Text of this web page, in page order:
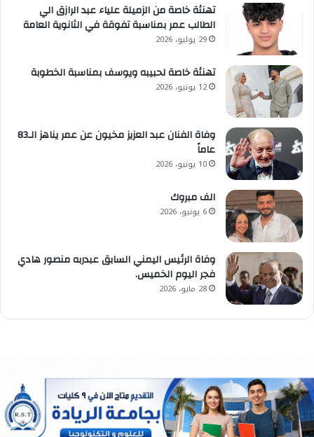
تهنئة خاصة من الزميلة علياء عبد الرازق الي
الطالب عمر بمناسبة تفوقة في الثانوية العامة
29 يوليو، 2026
تهنئة خاصة لحبيبه ويوسف بمناسبة الخطوبة
12 يونيو، 2026
وفاة الفنان عبد العزيز مخيون عن عمر يناهز الـ83
عاماً
10 يونيو، 2026
الف مبروك
6 يونيو، 2026
وفاة الرئيس اليمني السابق عبدربه منصور هادي
فجر اليوم الخميس.
28 مايو، 2026